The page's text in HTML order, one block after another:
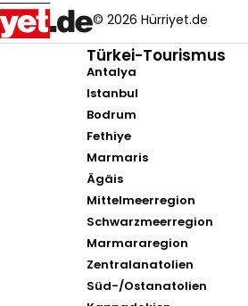
© 2026 Hürriyet.de
Türkei-Tourismus
Antalya
Istanbul
Bodrum
Fethiye
Marmaris
Ägäis
Mittelmeerregion
Schwarzmeerregion
Marmararegion
Zentralanatolien
Süd-/Ostanatolien